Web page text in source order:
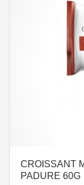
CROISSANT
PADURE 60G